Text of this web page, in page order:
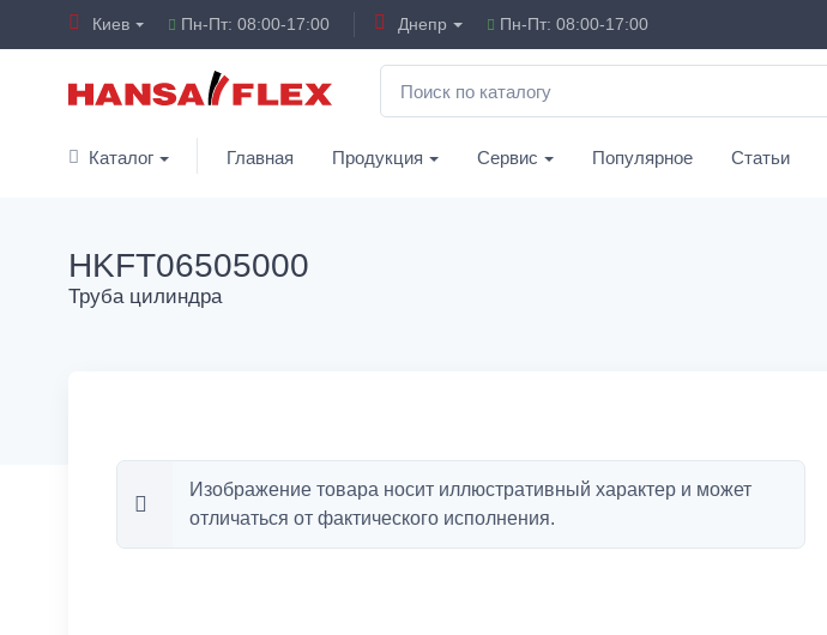
Киев Пн-Пт: 08:00-17:00 Днепр Пн-Пт: 08:00-17:00
Каталог Главная Продукция Сервис Популярное Статьи
HKFT06505000
Труба цилиндра
Изображение товара носит иллюстративный характер и может
отличаться от фактического исполнения.